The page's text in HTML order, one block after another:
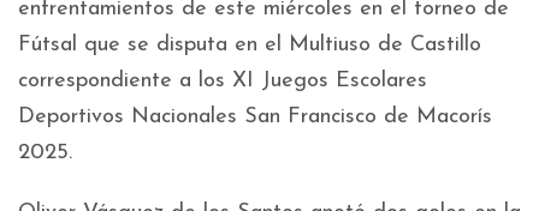
enfrentamientos de este miércoles en el torneo de
Fútsal que se disputa en el Multiuso de Castillo
correspondiente a los XI Juegos Escolares
Deportivos Nacionales San Francisco de Macorís
2025.